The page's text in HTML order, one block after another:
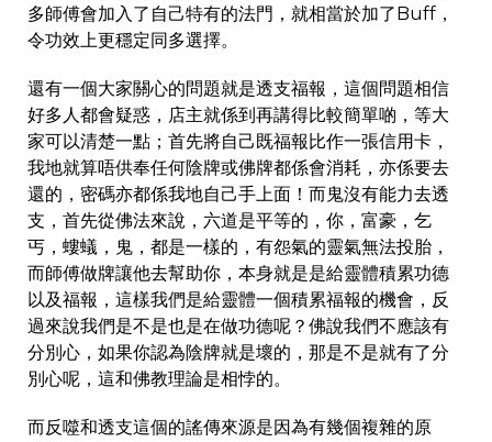
多師傅會加入了自己特有的法門，就相當於加了Buff，
令功效上更穩定同多選擇。
還有一個大家關心的問題就是透支福報，這個問題相信
好多人都會疑惑，店主就係到再講得比較簡單啲，等大
家可以清楚一點；首先將自己既福報比作一張信用卡，
我地就算唔供奉任何陰牌或佛牌都係會消耗，亦係要去
還的，密碼亦都係我地自己手上面！而鬼沒有能力去透
支，首先從佛法來說，六道是平等的，你，富豪，乞
丐，螻蟻，鬼，都是一樣的，有怨氣的靈氣無法投胎，
而師傅做牌讓他去幫助你，本身就是是給靈體積累功德
以及福報，這樣我們是給靈體一個積累福報的機會，反
過來說我們是不是也是在做功德呢？佛說我們不應該有
分別心，如果你認為陰牌就是壞的，那是不是就有了分
別心呢，這和佛教理論是相悖的。
而反噬和透支這個的謠傳來源是因為有幾個複雜的原